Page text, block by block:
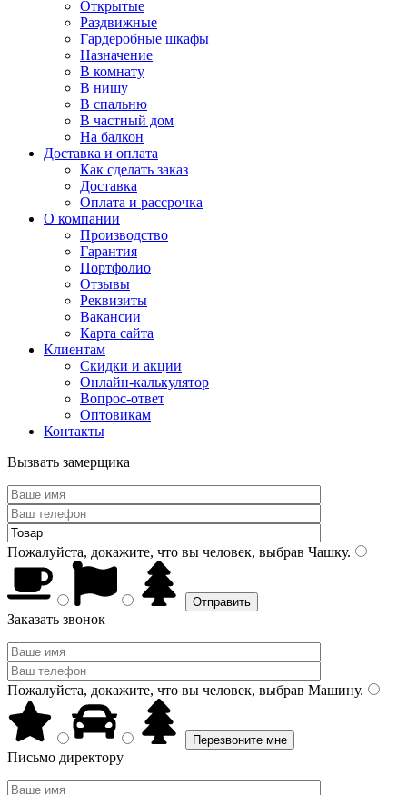
Открытые
Раздвижные
Гардеробные шкафы
Назначение
В комнату
В нишу
В спальню
В частный дом
На балкон
Доставка и оплата
Как сделать заказ
Доставка
Оплата и рассрочка
О компании
Производство
Гарантия
Портфолио
Отзывы
Реквизиты
Вакансии
Карта сайта
Клиентам
Скидки и акции
Онлайн-калькулятор
Вопрос-ответ
Оптовикам
Контакты
Вызвать замерщика
Пожалуйста, докажите, что вы человек, выбрав Чашку.
Заказать звонок
Пожалуйста, докажите, что вы человек, выбрав Машину.
Письмо директору